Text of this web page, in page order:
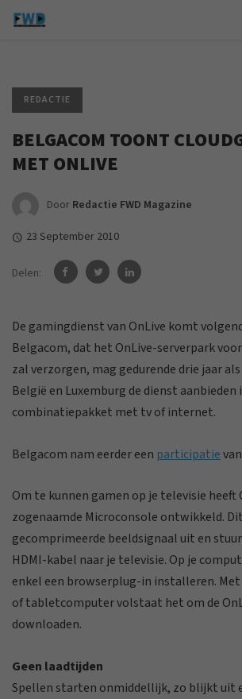
REDACTIE
BELGACOM TOONT
MET ONLIVE
Door Redactie FWD Magazine
23 September 2010
Delen:
De gamingdienst van OnLive komt
Belgacom, dat het OnLive-serverpark
zal verzorgen, mag gedurende drie jaar
België en Luxemburg de dienst aanbieden
combinatiepakket met tv of internet.
Belgacom nam eerder een participatie
Om te kunnen gamen op je televisie heeft
zogenaamde Microconsole ontwikkeld.
gecomprimeerde beeldsignaal uit en
HDMI-kabel naar je televisie. Op je
enkel een browserplug-in installeren.
of tabletcomputer volstaat het om de
downloaden.
Geen laadtijden
Spellen starten onmiddellijk, zo blijkt uit